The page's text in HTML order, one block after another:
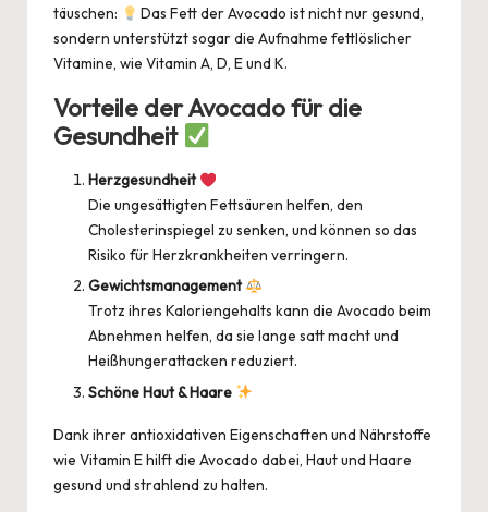
täuschen:
Das Fett der Avocado ist nicht nur gesund,
sondern unterstützt sogar die Aufnahme fettlöslicher
Vitamine, wie Vitamin A, D, E und K.
Vorteile der Avocado für die
Gesundheit
Herzgesundheit
Die ungesättigten Fettsäuren helfen, den
Cholesterinspiegel zu senken, und können so das
Risiko für Herzkrankheiten verringern.
Gewichtsmanagement
Trotz ihres Kaloriengehalts kann die Avocado beim
Abnehmen helfen, da sie lange satt macht und
Heißhungerattacken reduziert.
Schöne Haut & Haare
Dank ihrer antioxidativen Eigenschaften und Nährstoffe
wie Vitamin E hilft die Avocado dabei, Haut und Haare
gesund und strahlend zu halten.